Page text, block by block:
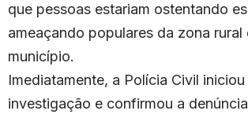
que pessoas estariam ostentando
ameaçando populares da zona rural
município.
Imediatamente, a Polícia Civil iniciou
investigação e confirmou a